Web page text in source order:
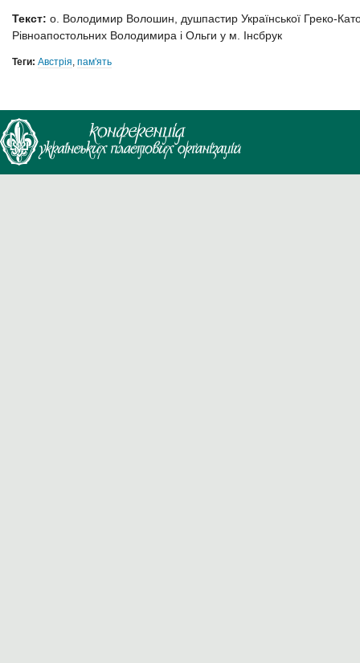
Текст: о. Володимир Волошин, душпастир Української Греко-
Рівноапостольних Володимира і Ольги у м. Інсбрук
Теги: Австрія, пам'ять